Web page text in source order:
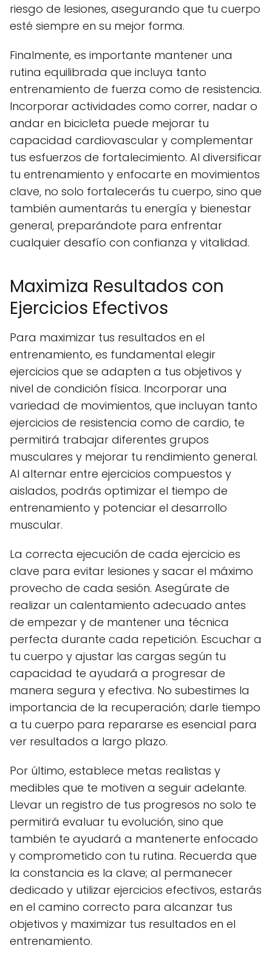
riesgo de lesiones, asegurando que tu cuerpo
esté siempre en su mejor forma.
Finalmente, es importante mantener una
rutina equilibrada que incluya tanto
entrenamiento de fuerza como de resistencia.
Incorporar actividades como correr, nadar o
andar en bicicleta puede mejorar tu
capacidad cardiovascular y complementar
tus esfuerzos de fortalecimiento. Al diversificar
tu entrenamiento y enfocarte en movimientos
clave, no solo fortalecerás tu cuerpo, sino que
también aumentarás tu energía y bienestar
general, preparándote para enfrentar
cualquier desafío con confianza y vitalidad.
Maximiza Resultados con
Ejercicios Efectivos
Para maximizar tus resultados en el
entrenamiento, es fundamental elegir
ejercicios que se adapten a tus objetivos y
nivel de condición física. Incorporar una
variedad de movimientos, que incluyan tanto
ejercicios de resistencia como de cardio, te
permitirá trabajar diferentes grupos
musculares y mejorar tu rendimiento general.
Al alternar entre ejercicios compuestos y
aislados, podrás optimizar el tiempo de
entrenamiento y potenciar el desarrollo
muscular.
La correcta ejecución de cada ejercicio es
clave para evitar lesiones y sacar el máximo
provecho de cada sesión. Asegúrate de
realizar un calentamiento adecuado antes
de empezar y de mantener una técnica
perfecta durante cada repetición. Escuchar a
tu cuerpo y ajustar las cargas según tu
capacidad te ayudará a progresar de
manera segura y efectiva. No subestimes la
importancia de la recuperación; darle tiempo
a tu cuerpo para repararse es esencial para
ver resultados a largo plazo.
Por último, establece metas realistas y
medibles que te motiven a seguir adelante.
Llevar un registro de tus progresos no solo te
permitirá evaluar tu evolución, sino que
también te ayudará a mantenerte enfocado
y comprometido con tu rutina. Recuerda que
la constancia es la clave; al permanecer
dedicado y utilizar ejercicios efectivos, estarás
en el camino correcto para alcanzar tus
objetivos y maximizar tus resultados en el
entrenamiento.